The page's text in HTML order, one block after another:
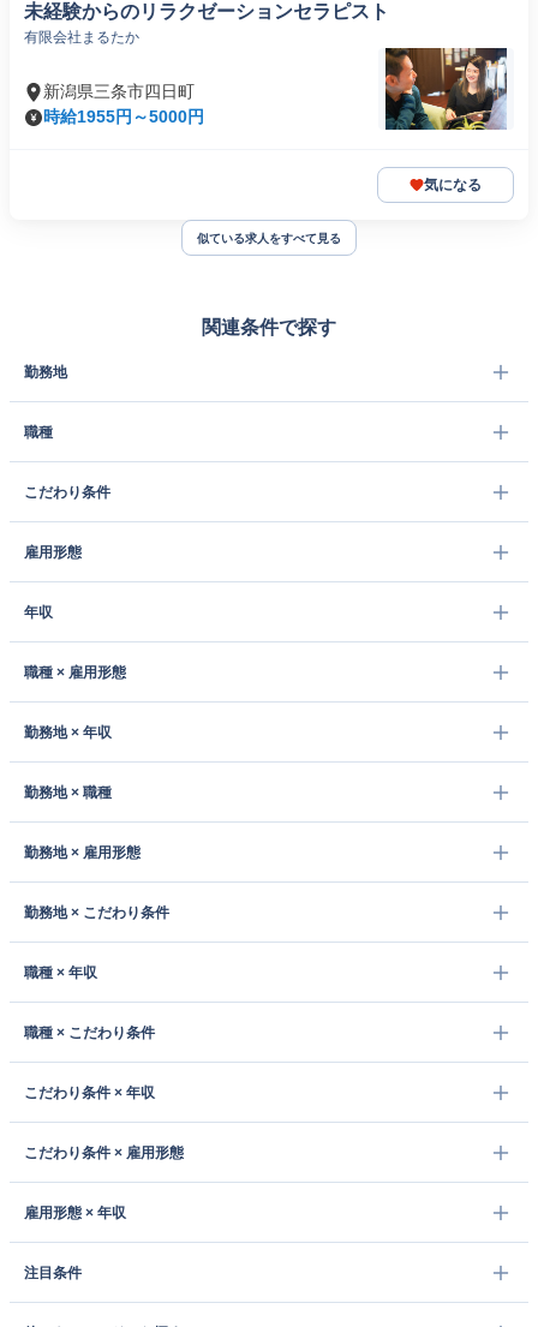
未経験からのリラクゼーションセラピスト
有限会社まるたか
新潟県三条市四日町
時給1955円～5000円
気になる
似ている求人をすべて見る
関連条件で探す
勤務地
職種
こだわり条件
雇用形態
年収
職種 × 雇用形態
勤務地 × 年収
勤務地 × 職種
勤務地 × 雇用形態
勤務地 × こだわり条件
職種 × 年収
職種 × こだわり条件
こだわり条件 × 年収
こだわり条件 × 雇用形態
雇用形態 × 年収
注目条件